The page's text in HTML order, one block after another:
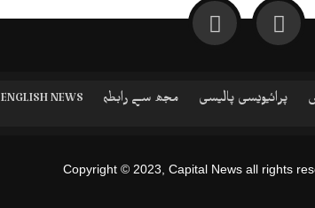
پرائیویسی پالیسی مجھ سے رابطہ ENGLISH NEWS
Copyright © 2023, Capital News all rights